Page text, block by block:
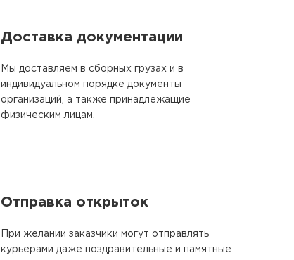
Доставка документации
Мы доставляем в сборных грузах и в
индивидуальном порядке документы
организаций, а также принадлежащие
физическим лицам.
Отправка открыток
При желании заказчики могут отправлять
курьерами даже поздравительные и памятные